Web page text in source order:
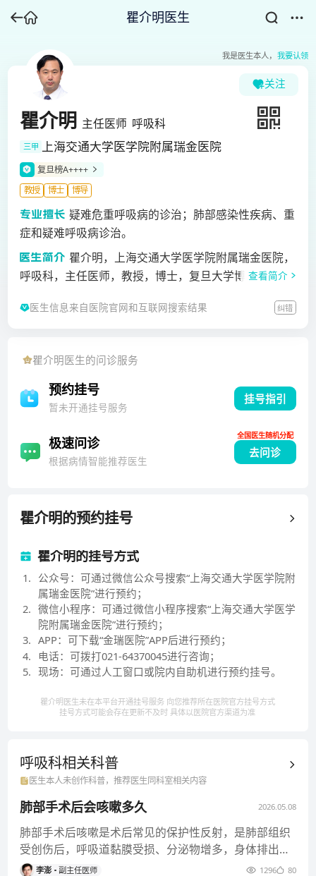
瞿介明医生
我是医生本人， 我要认领
关注
瞿介明 主任医师 呼吸科
三甲 上海交通大学医学院附属瑞金医院
复旦榜A++++
教授
博士 博导
疑难危重呼吸病的诊治；肺部感染性疾病、重
症和疑难呼吸病诊治。
瞿介明，上海交通大学医学院附属瑞金医院，
呼吸科，主任医师，教授，博士，复旦大学博士研究生
年，擅长疑难危重呼吸病的诊治，如肺部感染性疾病、
疫受损患者肺部感染病原学早期诊断及其技术研究，肺
部炎症与损伤分子机制及其综合干预。担任中国医师协
会呼吸医师分会副主任委员、 上海市医学会呼吸病学会
医学会全国呼吸病学会委员、中华医学会呼吸病学会肺
部感染学组委员、上海市医学会内科学会委员、上海市
点基础研究项目课题（“973”项目），国家自然科学基金
重点项目等十余项课题的研究。获教育部高等学校科技
进步奖二等奖、上海市科技进步奖二等奖、中华医学奖
三等奖、上海市科技进步奖三等奖、上海市优秀选拔发
明三等奖共7次。
查看简介
医生信息来自医院官网和互联网搜索结果 纠错
瞿介明医生的问诊服务
预约挂号
暂未开通挂号服务
挂号指引
极速问诊
根据病情智能推荐医生
去问诊
全国医生随机分配
瞿介明的预约挂号
瞿介明的挂号方式
1. 公众号：可通过微信公众号搜索“上海交通大学医学院附
属瑞金医院”进行预约；
2. 微信小程序：可通过微信小程序搜索“上海交通大学医学
院附属瑞金医院”进行预约；
3. APP：可下载“金瑞医院”APP后进行预约；
4. 电话：可拨打021-64370045进行咨询；
5. 现场：可通过人工窗口或院内自助机进行预约挂号。
瞿介明医生未在本平台开通挂号服务 向您推荐所在医院官方挂号方式
挂号方式可能会存在更新不及时 具体以医院官方渠道为准
呼吸科相关科普
医生本人未创作科普，推荐医生同科室相关内容
肺部手术后会咳嗽多久 2026.05.08
肺部手术后咳嗽是术后常见的保护性反射，是肺部组织
受创伤后，呼吸道黏膜受损、分泌物增多，身体排出异
物、促进肺部恢复的正常反
李澎 副主任医师 1296 80